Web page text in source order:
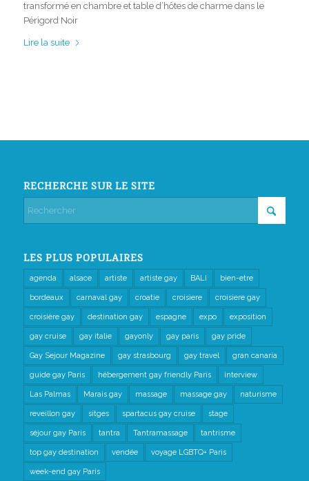
transformé en chambre et table d’hôtes de charme dans le
Périgord Noir
Lire la suite
RECHERCHE SUR LE SITE
LES PLUS POPULAIRES
agenda alsace artiste artiste gay BALI bien-etre
bordeaux carnaval gay croatie croisiere croisiere gay
croisière gay destination gay espagne expo exposition
gay cruise gay italie gayonly gay paris gay pride
Gay Sejour Magazine gay strasbourg gay travel gran canaria
guide gay Paris hébergement gay friendly Paris interview
Las Palmas Marais gay massage massage gay naturisme
reveillon gay sitges spartacus gay cruise stage
séjour gay Paris tantra Tantramassage tantrisme
top gay destination vendée voyage LGBTQ+ Paris
week-end gay Paris